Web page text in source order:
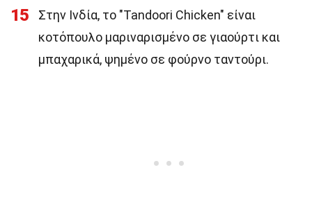
15
Στην Ινδία, το "Tandoori Chicken" είναι
κοτόπουλο μαριναρισμένο σε γιαούρτι και
μπαχαρικά, ψημένο σε φούρνο ταντούρι.